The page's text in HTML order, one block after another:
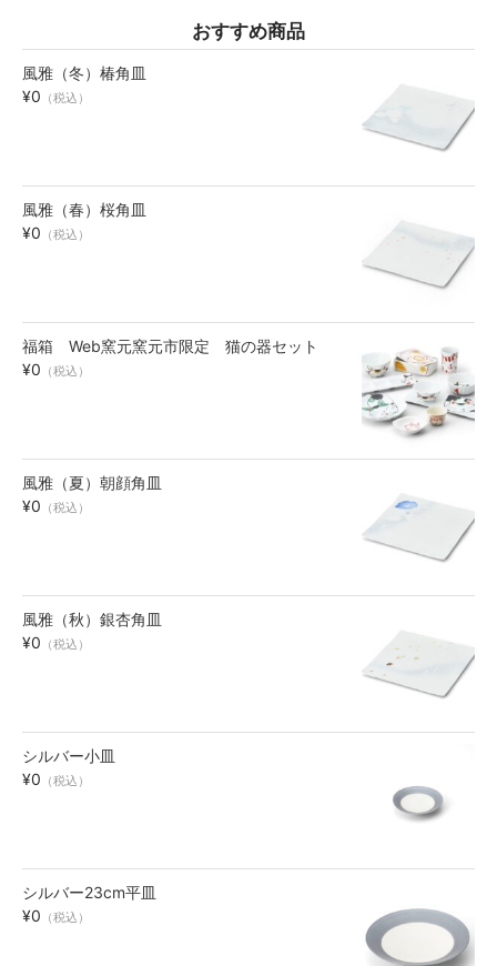
アクセサリー
accessory
お買い物ガイド
おすすめ商品
風雅（冬）椿角皿
¥0 （税込）
風雅（春）桜角皿
¥0 （税込）
福箱 Web窯元窯元市限定 猫の器セット
¥0 （税込）
風雅（夏）朝顔角皿
¥0 （税込）
風雅（秋）銀杏角皿
¥0 （税込）
シルバー小皿
¥0 （税込）
シルバー23cm平皿
¥0 （税込）